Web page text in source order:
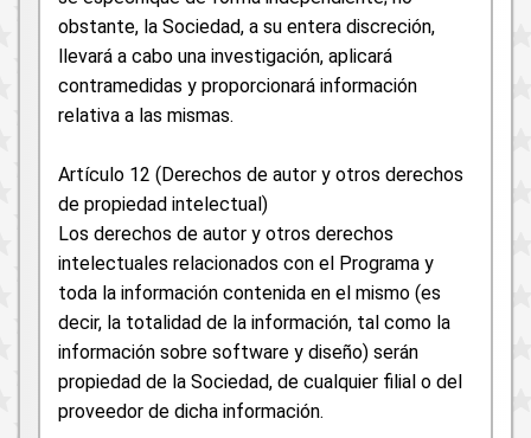
obstante, la Sociedad, a su entera discreción,
llevará a cabo una investigación, aplicará
contramedidas y proporcionará información
relativa a las mismas.
Artículo 12 (Derechos de autor y otros derechos
de propiedad intelectual)
Los derechos de autor y otros derechos
intelectuales relacionados con el Programa y
toda la información contenida en el mismo (es
decir, la totalidad de la información, tal como la
información sobre software y diseño) serán
propiedad de la Sociedad, de cualquier filial o del
proveedor de dicha información.